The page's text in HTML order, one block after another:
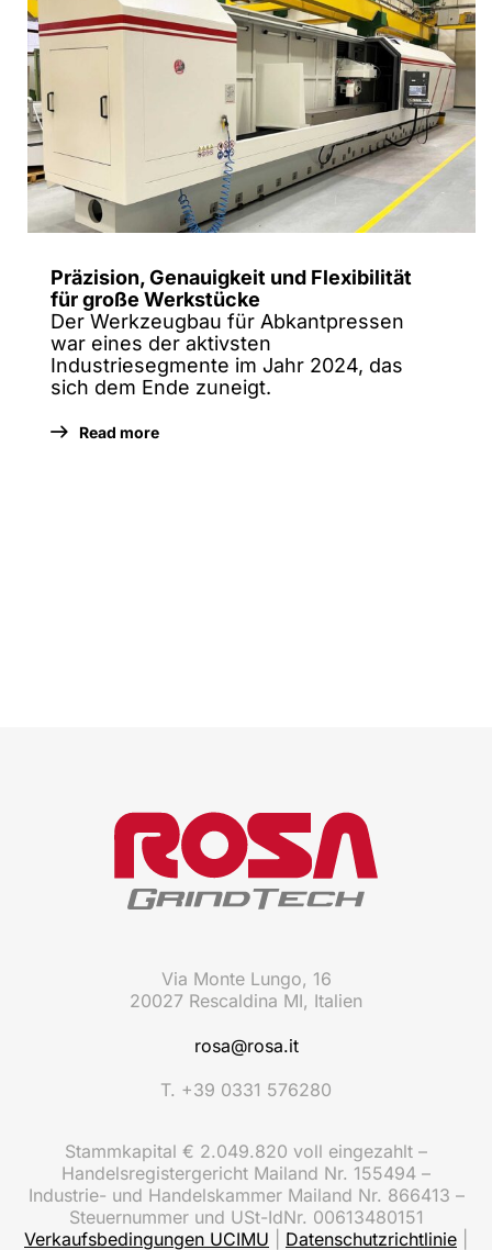
Präzision, Genauigkeit und Flexibilität
für große Werkstücke
Der Werkzeugbau für Abkantpressen
war eines der aktivsten
Industriesegmente im Jahr 2024, das
sich dem Ende zuneigt.
Read more
Via Monte Lungo, 16
20027 Rescaldina MI, Italien
rosa@rosa.it
T. +39 0331 576280
Stammkapital € 2.049.820 voll eingezahlt –
Handelsregistergericht Mailand Nr. 155494 –
Industrie- und Handelskammer Mailand Nr. 866413 –
Steuernummer und USt-IdNr. 00613480151
Verkaufsbedingungen UCIMU
Datenschutzrichtlinie